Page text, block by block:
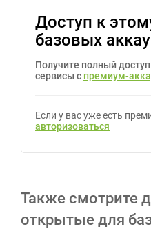
Доступ к
базовых
Получите полный
сервисы с премиум-
Если у вас уже есть
авторизоваться
Также смотрите
открытые для